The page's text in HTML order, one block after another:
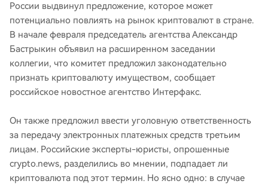
России выдвинул предложение, которое может
потенциально повлиять на рынок криптовалют в стране.
В начале февраля председатель агентства Александр
Бастрыкин объявил на расширенном заседании
коллегии, что комитет предложил законодательно
признать криптовалюту имуществом, сообщает
российское новостное агентство Интерфакс.
Он также предложил ввести уголовную ответственность
за передачу электронных платежных средств третьим
лицам. Российские эксперты-юристы, опрошенные
crypto.news, разделились во мнении, подпадает ли
криптовалюта под этот термин. Но ясно одно: в случае